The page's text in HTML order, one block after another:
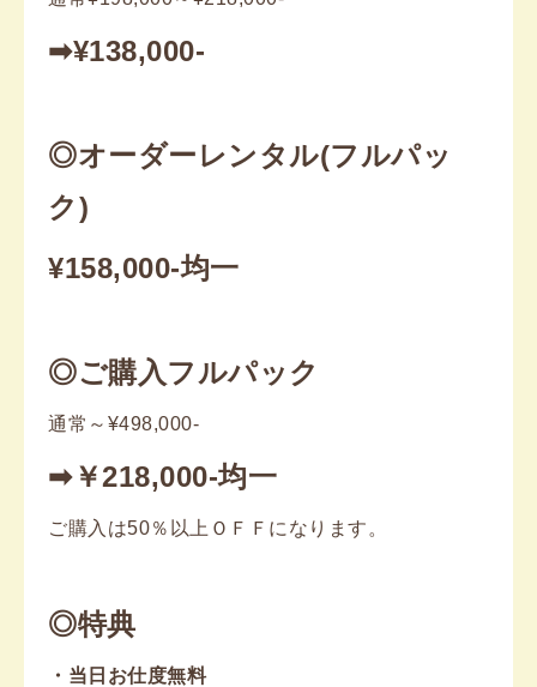
➡¥138,000-
◎オーダーレンタル(フルパッ
ク)
¥158,000-均一
◎ご購入フルパック
通常～¥498,000-
➡￥218,000-均一
ご購入は50％以上ＯＦＦになります。
◎特典
・当日お仕度無料